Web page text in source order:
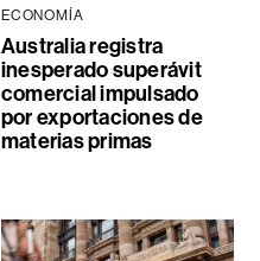
ECONOMÍA
Australia registra
inesperado superávit
comercial impulsado
por exportaciones de
materias primas